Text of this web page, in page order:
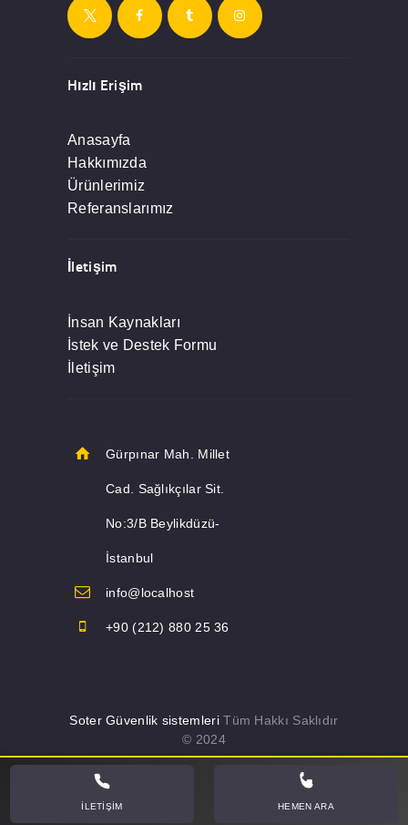
Hızlı Erişim
Anasayfa
Hakkımızda
Ürünlerimiz
Referanslarımız
İletişim
İnsan Kaynakları
İstek ve Destek Formu
İletişim
Gürpınar Mah. Millet
Cad. Sağlıkçılar Sit.
No:3/B Beylikdüzü-
İstanbul
info@localhost
+90 (212) 880 25 36
Soter Güvenlik sistemleriTüm Hakkı Saklıdır
© 2024
İLETIŞIM HEMEN ARA